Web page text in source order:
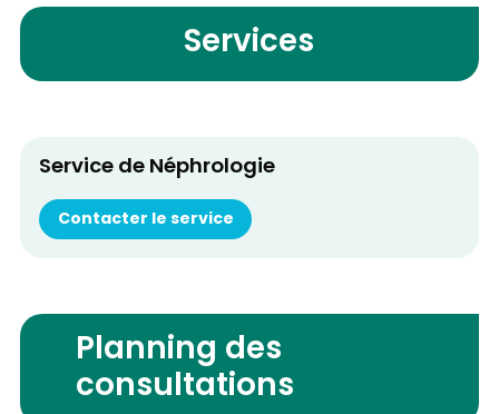
Services
Service de Néphrologie
Contacter le service
Planning des
consultations